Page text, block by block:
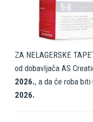
ZA NELAGERSKE
od dobavljača AS
2026., a da će roba
2026.